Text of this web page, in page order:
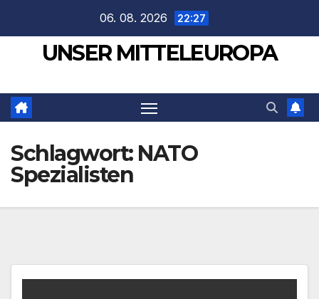
springen
06. 08. 2026 22:27
UNSER MITTELEUROPA
Schlagwort: NATO
Spezialisten